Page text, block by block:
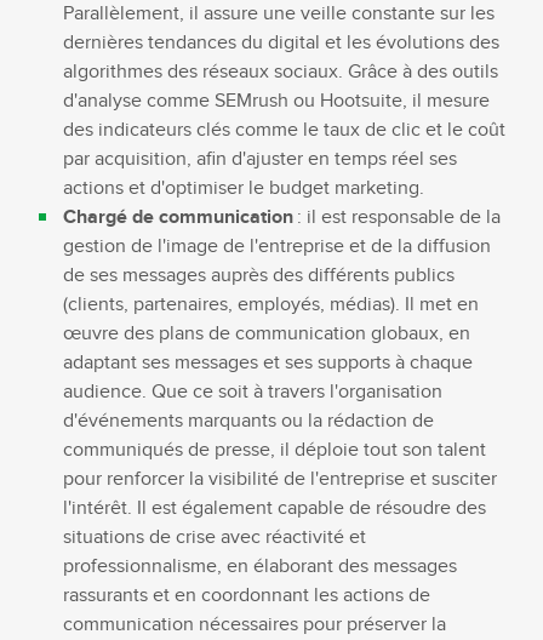
Parallèlement, il assure une veille constante sur les
dernières tendances du digital et les évolutions des
algorithmes des réseaux sociaux. Grâce à des outils
d'analyse comme SEMrush ou Hootsuite, il mesure
des indicateurs clés comme le taux de clic et le coût
par acquisition, afin d'ajuster en temps réel ses
actions et d'optimiser le budget marketing.
Chargé de communication : il est responsable de la
gestion de l'image de l'entreprise et de la diffusion
de ses messages auprès des différents publics
(clients, partenaires, employés, médias). Il met en
œuvre des plans de communication globaux, en
adaptant ses messages et ses supports à chaque
audience. Que ce soit à travers l'organisation
d'événements marquants ou la rédaction de
communiqués de presse, il déploie tout son talent
pour renforcer la visibilité de l'entreprise et susciter
l'intérêt. Il est également capable de résoudre des
situations de crise avec réactivité et
professionnalisme, en élaborant des messages
rassurants et en coordonnant les actions de
communication nécessaires pour préserver la